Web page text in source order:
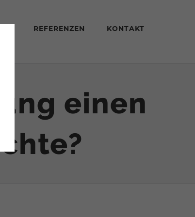
REFERENZEN KONTAKT
einen